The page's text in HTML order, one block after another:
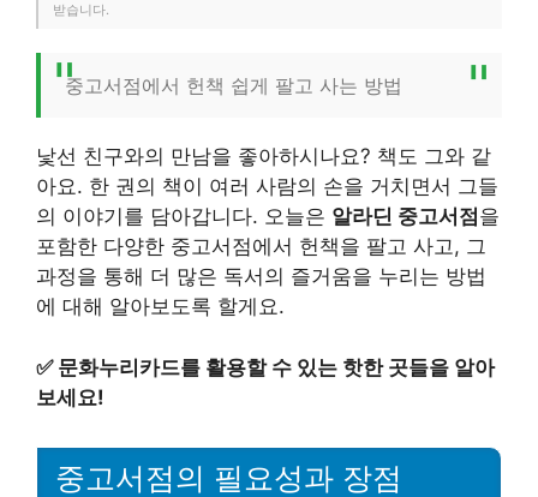
받습니다.
중고서점에서 헌책 쉽게 팔고 사는 방법
낯선 친구와의 만남을 좋아하시나요? 책도 그와 같
아요. 한 권의 책이 여러 사람의 손을 거치면서 그들
의 이야기를 담아갑니다. 오늘은 알라딘 중고서점 을
포함한 다양한 중고서점에서 헌책을 팔고 사고, 그
과정을 통해 더 많은 독서의 즐거움을 누리는 방법
에 대해 알아보도록 할게요.
✅ 문화누리카드를 활용할 수 있는 핫한 곳들을 알아
보세요!
중고서점의 필요성과 장점